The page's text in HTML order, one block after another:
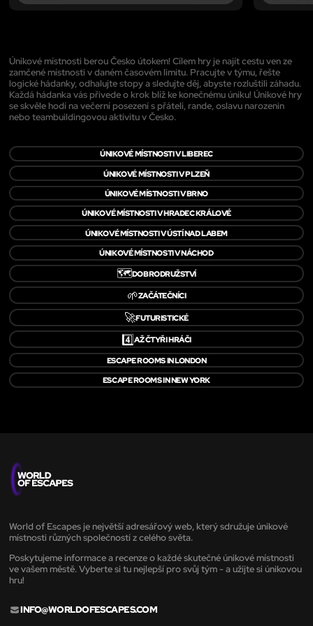
Únikové místnosti berou Česko útokem! Cílem hry je najít cestu ven ze
zamčené místnosti v daném časovém limitu. Pracujte v týmu, řešte
logické hádanky, odhalujte stopy a sledujte děj, abyste rozluštili záhadu.
Každá hádanka vás přivede o krok blíž ke konečnému úniku! Únikové hry
se skvěle hodí na večerní posezení s přáteli, rande, oslavu narozenin
nebo teambuildingovou aktivitu v Česko.
ÚNIKOVÉ MÍSTNOSTI V LIBEREC
ÚNIKOVÉ MÍSTNOSTI V PLZEŇ
ÚNIKOVÉ MÍSTNOSTI V BRNO
ÚNIKOVÉ MÍSTNOSTI V HRADEC KRÁLOVÉ
ÚNIKOVÉ MÍSTNOSTI V ÚSTÍ NAD LABEM
ÚNIKOVÉ MÍSTNOSTI V NÁCHOD
🗺️DOBRODRUŽSTVÍ
🌱ZAČÁTEČNÍCI
🚀FUTURISTICKÉ
4️⃣AŽ ČTYŘI HRÁČI
ESCAPE ROOMS IN LONDON
ESCAPE ROOMS IN NEW YORK
World of Escapes je největší adresářový web, který sdružuje únikové
místnosti různých společností z celého světa.
Poskytujeme informace a recenze o každé skutečné únikové místnosti
ve vašem městě. Vyberte si tu nejlepší pro svůj tým - a užijte si únikovou
hru!
INFO@WORLDOFESCAPES.COM